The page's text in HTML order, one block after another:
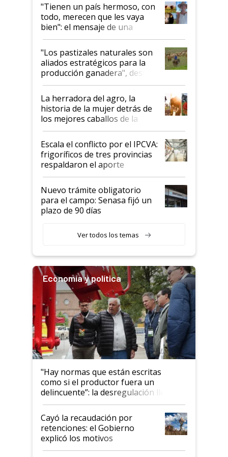
"Tienen un país hermoso, con
todo, merecen que les vaya
bien": el mensaje de una
ganadera uruguaya sobre las
oportunidades que se abren
para el agro en Argentina, con
foco en la carne
"Los pastizales naturales son
aliados estratégicos para la
producción ganadera", destaca
la iniciativa que ya reúne a 46
establecimientos en Argentina
La herradora del agro, la
historia de la mujer detrás de
los mejores caballos de la
Argentina y los mitos que
todavía hacen sufrir a estos
animales: "Mientras me
descalificaban, yo seguí
haciendo currículum"
Escala el conflicto por el IPCVA:
frigoríficos de tres provincias
respaldaron el aporte
obligatorio
Nuevo trámite obligatorio
para el campo: Senasa fijó un
plazo de 90 días
Ver todos los temas
Economía y política
"Hay normas que están escritas
como si el productor fuera un
delincuente”: la desregulación llegó
al Congreso Aapresid y hasta se
habló del financiamiento al IPCVA
Cayó la recaudación por
retenciones: el Gobierno
explicó los motivos